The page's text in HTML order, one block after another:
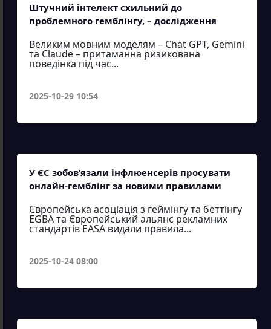
Штучний інтелект схильний до
проблемного гемблінгу, – дослідження
Великим мовним моделям – Chat GPT, Gemini
та Claude – притаманна ризикована
поведінка під час...
2025-10-29 10:54
У ЄС зобов’язали інфлюенсерів просувати
онлайн-гемблінг за новими правилами
Європейська асоціація з геймінгу та беттінгу
EGBA та Європейський альянс рекламних
стандартів EASA видали правила...
2025-10-24 08:00